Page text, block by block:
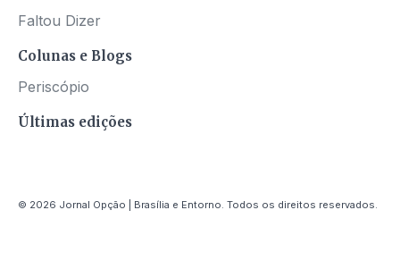
Faltou Dizer
Colunas e Blogs
Periscópio
Últimas edições
© 2026 Jornal Opção | Brasília e Entorno. Todos os direitos reservados.